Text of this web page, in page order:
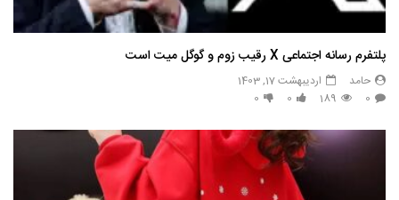
پلتفرم رسانه اجتماعی X رقیب زوم و گوگل میت است
حامد
اردیبهشت 17, 1403
0
189
0
0